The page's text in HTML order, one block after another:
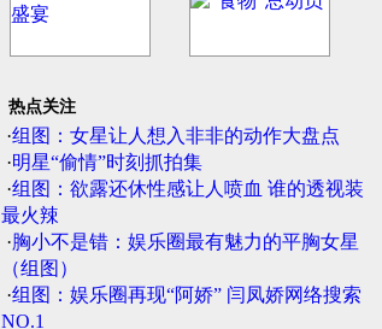
热点关注
·组图：女星让人想入非非的动作大盘点
·明星“偷情”时刻抓拍集
·组图：欲露还休性感让人喷血 谁的透视装
最火辣
·胸小不是错：娱乐圈最有魅力的平胸女星
（组图）
·组图：娱乐圈再现“阿娇” 闫凤娇网络搜索
NO.1